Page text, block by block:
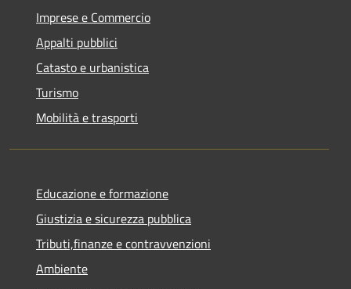
Imprese e Commercio
Appalti pubblici
Catasto e urbanistica
Turismo
Mobilità e trasporti
Educazione e formazione
Giustizia e sicurezza pubblica
Tributi,finanze e contravvenzioni
Ambiente